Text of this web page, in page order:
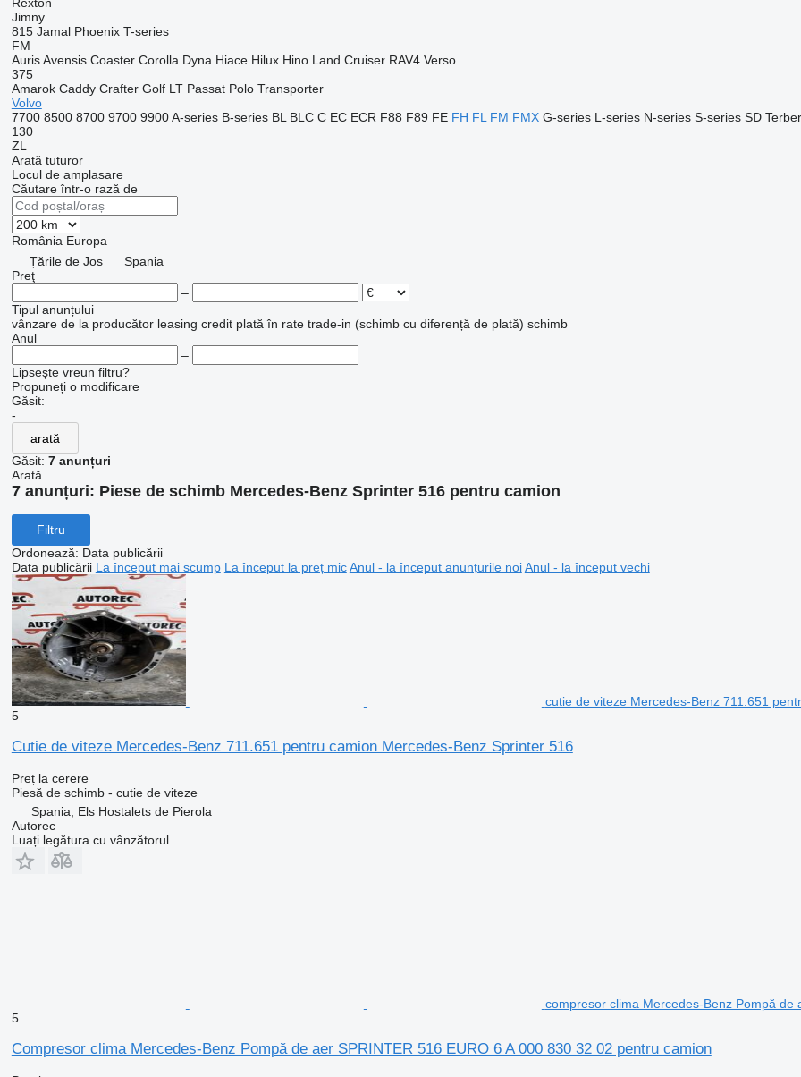
Jimny
815 Jamal Phoenix T-series
FM
Auris Avensis Coaster Corolla Dyna Hiace Hilux Hino Land Cruiser RAV4 Verso
375
Amarok Caddy Crafter Golf LT Passat Polo Transporter
Volvo
7700 8500 8700 9700 9900 A-series B-series BL BLC C EC ECR F88 F89 FE FH FL FM FMX G-series L-series N-series S-series SD
130
ZL
Arată tuturor
Locul de amplasare
Căutare într-o rază de
România Europa
Țările de Jos
Spania
Preţ
–
Tipul anunțului
vânzare de la producător leasing credit plată în rate trade-in (schimb cu diferență de plată) schimb
Anul
–
Lipsește vreun filtru?
Propuneți o modificare
Găsit:
-
arată
Găsit: 7 anunțuri
Arată
7 anunțuri: Piese de schimb Mercedes-Benz Sprinter 516 pentru camion
Filtru
Ordonează: Data publicării
Data publicării La început mai scump La început la preț mic Anul - la început anunțurile noi Anul - la început vechi
cutie de viteze Mercedes-Benz 711.651
5
Cutie de viteze Mercedes-Benz 711.651 pentru camion Mercedes-Benz Sprinter 516
Preț la cerere
Piesă de schimb - cutie de viteze
Spania, Els Hostalets de Pierola
Autorec
Luați legătura cu vânzătorul
compresor clima Mercedes-Benz Pompă de
5
Compresor clima Mercedes-Benz Pompă de aer SPRINTER 516 EURO 6 A 000 830 32 02 pentru camion